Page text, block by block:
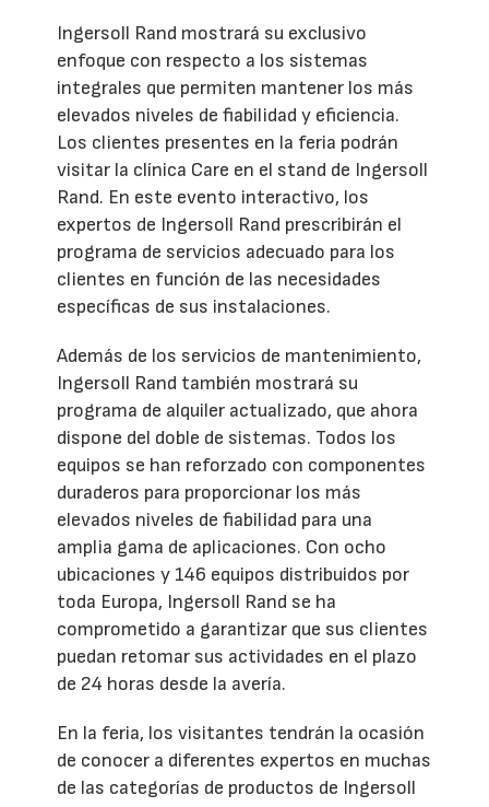
Ingersoll Rand mostrará su exclusivo
enfoque con respecto a los sistemas
integrales que permiten mantener los más
elevados niveles de fiabilidad y eficiencia.
Los clientes presentes en la feria podrán
visitar la clínica Care en el stand de Ingersoll
Rand. En este evento interactivo, los
expertos de Ingersoll Rand prescribirán el
programa de servicios adecuado para los
clientes en función de las necesidades
específicas de sus instalaciones.
Además de los servicios de mantenimiento,
Ingersoll Rand también mostrará su
programa de alquiler actualizado, que ahora
dispone del doble de sistemas. Todos los
equipos se han reforzado con componentes
duraderos para proporcionar los más
elevados niveles de fiabilidad para una
amplia gama de aplicaciones. Con ocho
ubicaciones y 146 equipos distribuidos por
toda Europa, Ingersoll Rand se ha
comprometido a garantizar que sus clientes
puedan retomar sus actividades en el plazo
de 24 horas desde la avería.
En la feria, los visitantes tendrán la ocasión
de conocer a diferentes expertos en muchas
de las categorías de productos de Ingersoll